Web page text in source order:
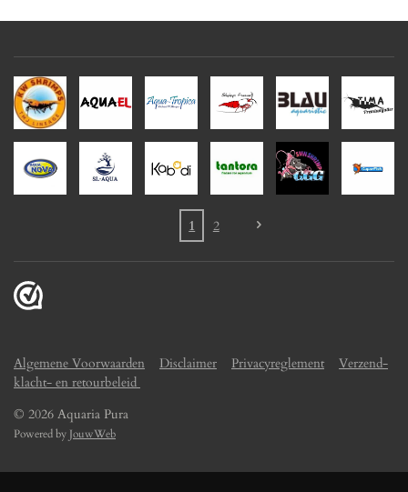
1 2
Algemene Voorwaarden Disclaimer Privacyreglement
Verzend-
klacht- en retourbeleid
© 2026 Aquaria Pura
Powered by JouwWeb